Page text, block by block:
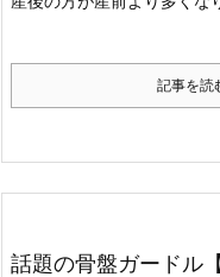
記事を読
話題の骨盤ガードル